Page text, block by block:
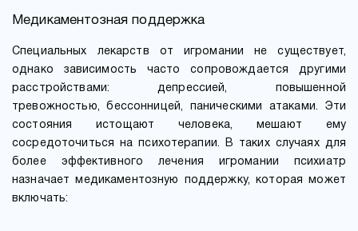
Медикаментозная поддержка
Специальных лекарств от игромании не существует,
однако зависимость часто сопровождается другими
расстройствами: депрессией, повышенной
тревожностью, бессонницей, паническими атаками. Эти
состояния истощают человека, мешают ему
сосредоточиться на психотерапии. В таких случаях для
более эффективного лечения игромании психиатр
назначает медикаментозную поддержку, которая может
включать: